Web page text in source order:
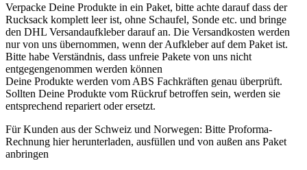
Verpacke Deine Produkte in ein Paket, bitte achte darauf dass der
Rucksack komplett leer ist, ohne Schaufel, Sonde etc. und bringe
den DHL Versandaufkleber darauf an. Die Versandkosten werden
nur von uns übernommen, wenn der Aufkleber auf dem Paket ist.
Bitte habe Verständnis, dass unfreie Pakete von uns nicht
entgegengenommen werden können
Deine Produkte werden vom ABS Fachkräften genau überprüft.
Sollten Deine Produkte vom Rückruf betroffen sein, werden sie
entsprechend repariert oder ersetzt.
Für Kunden aus der Schweiz und Norwegen: Bitte Proforma-
Rechnung hier herunterladen, ausfüllen und von außen ans Paket
anbringen